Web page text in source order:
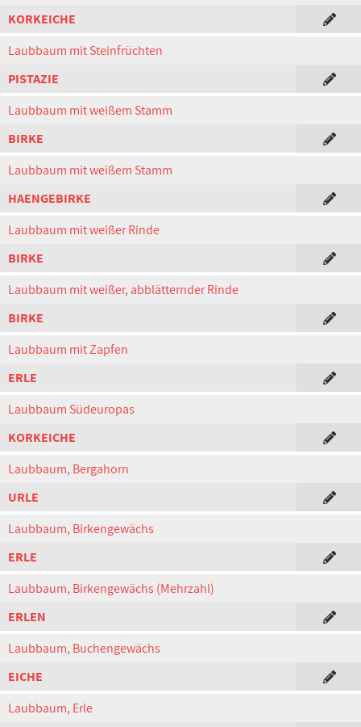
KORKEICHE
Laubbaum mit Steinfrüchten
PISTAZIE
Laubbaum mit weißem Stamm
BIRKE
Laubbaum mit weißem Stamm
HAENGEBIRKE
Laubbaum mit weißer Rinde
BIRKE
Laubbaum mit weißer, abblätternder Rinde
BIRKE
Laubbaum mit Zapfen
ERLE
Laubbaum Südeuropas
KORKEICHE
Laubbaum, Bergahorn
URLE
Laubbaum, Birkengewächs
ERLE
Laubbaum, Birkengewächs (Mehrzahl)
ERLEN
Laubbaum, Buchengewächs
EICHE
Laubbaum, Erle